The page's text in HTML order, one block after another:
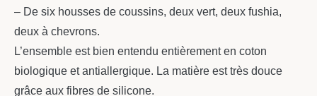
– De six housses de coussins, deux vert, deux fushia,
deux à chevrons.
L’ensemble est bien entendu entièrement en coton
biologique et antiallergique. La matière est très douce
grâce aux fibres de silicone.